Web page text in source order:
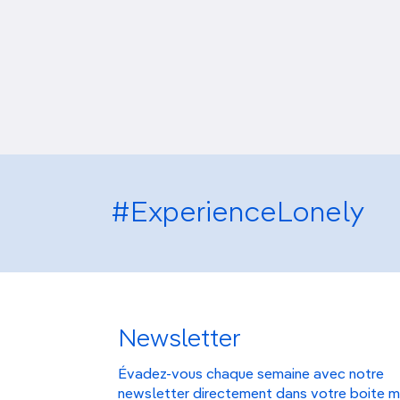
#ExperienceLonely
Newsletter
Évadez-vous chaque semaine avec notre
newsletter directement dans votre boite